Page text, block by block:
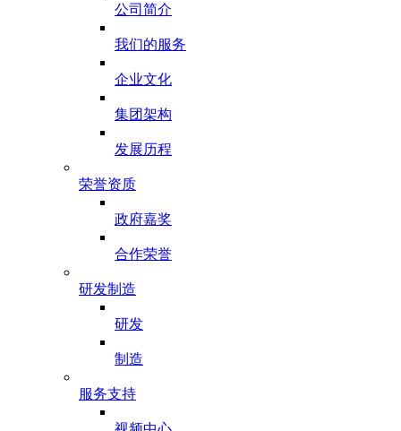
公司简介
我们的服务
企业文化
集团架构
发展历程
荣誉资质
政府嘉奖
合作荣誉
研发制造
研发
制造
服务支持